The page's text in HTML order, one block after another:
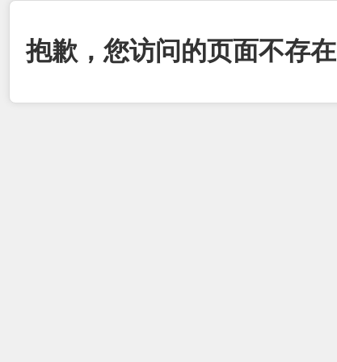
抱歉，您访问的页面不存在